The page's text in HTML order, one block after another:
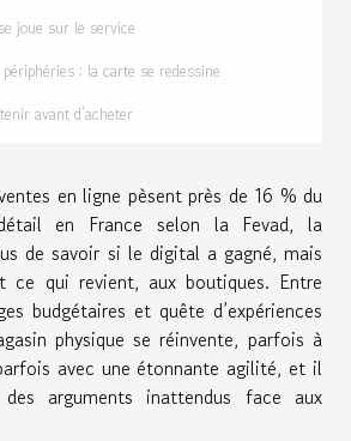
joue sur le service
: la carte se redessine
avant d’acheter
en ligne pèsent près de 16 % du
en France selon la Fevad, la
de savoir si le digital a gagné, mais
ce qui revient, aux boutiques. Entre
budgétaires et quête d’expériences
physique se réinvente, parfois à
avec une étonnante agilité, et il
arguments inattendus face aux